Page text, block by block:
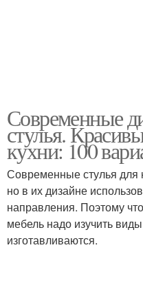
Современные
стулья.
кухни: 100
Современные стулья для
но в их дизайне
направления. Поэтому
мебель надо изучить
изготавливаются.